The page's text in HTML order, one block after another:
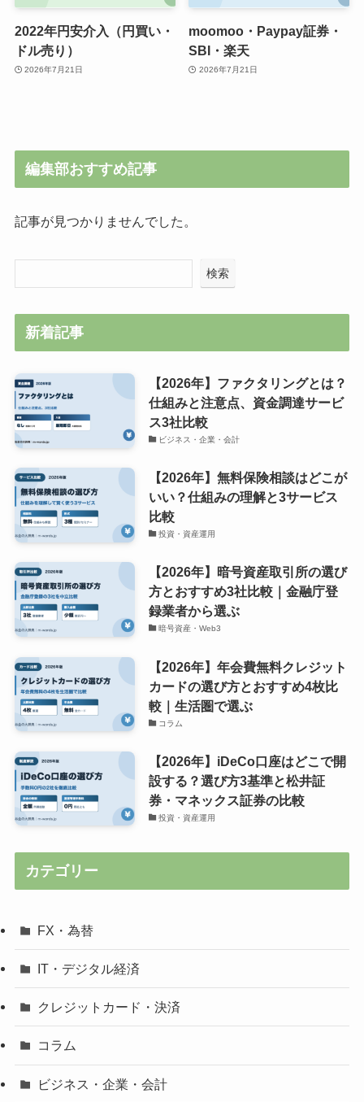
2022年円安介入（円買い・
ドル売り）
2026年7月21日
moomoo・Paypay証券・
SBI・楽天
2026年7月21日
編集部おすすめ記事
記事が見つかりませんでした。
検索
新着記事
【2026年】ファクタリングとは？
仕組みと注意点、資金調達サービ
ス3社比較
ビジネス・企業・会計
【2026年】無料保険相談はどこが
いい？仕組みの理解と3サービス
比較
投資・資産運用
【2026年】暗号資産取引所の選び
方とおすすめ3社比較｜金融庁登
録業者から選ぶ
暗号資産・Web3
【2026年】年会費無料クレジット
カードの選び方とおすすめ4枚比
較｜生活圏で選ぶ
コラム
【2026年】iDeCo口座はどこで開
設する？選び方3基準と松井証
券・マネックス証券の比較
投資・資産運用
カテゴリー
FX・為替
IT・デジタル経済
クレジットカード・決済
コラム
ビジネス・企業・会計